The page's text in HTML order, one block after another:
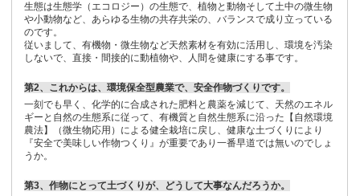
生態は生態学（エコロジー）の生態で、植物と動物そして土中の微生物
や小動物など、あらゆる生物の共存共栄の、バランスで成り立っている
のです。
従いまして、有機物・微生物など天然素材を有効に活用し、環境を汚染
しないで、直接・間接的に動植物や、人間を健康にする事です。
第2、これからは、環境保全型農業で、安全作物づくりです。
一刻でも早く、化学的に合成された肥料と農薬を減じて、天然のエネル
ギーと自然の生態系に従って、有機質と自然生態系に沿った【自然環境
農法】（微生物応用）による健全栽培に戻し、健康な土づくりにより
『安全で美味しい作物つくり』が重要であり一番早道では無いのでしょ
うか。
第3、作物にとって土づくりが、どうして大事なんだろうか。